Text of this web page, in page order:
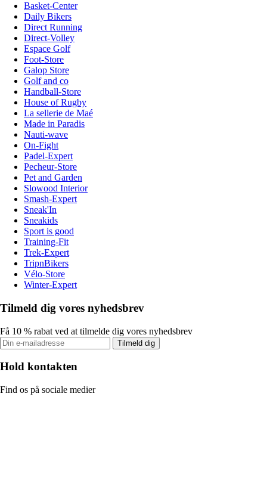
Basket-Center
Daily Bikers
Direct Running
Direct-Volley
Espace Golf
Foot-Store
Galop Store
Golf and co
Handball-Store
House of Rugby
La sellerie de Maé
Made in Paradis
Nauti-wave
On-Fight
Padel-Expert
Pecheur-Store
Pet and Garden
Slowood Interior
Smash-Expert
Sneak'In
Sneakids
Sport is good
Training-Fit
Trek-Expert
TripnBikers
Vélo-Store
Winter-Expert
Tilmeld dig vores nyhedsbrev
Få 10 % rabat ved at tilmelde dig vores nyhedsbrev
Tilmeld dig
Hold kontakten
Find os på sociale medier